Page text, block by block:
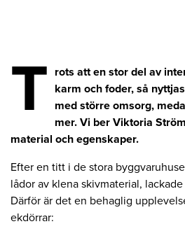
T rots att en stor del av
karm och foder, så
med större omsorg,
mer. Vi ber Viktoria
material och egenskaper.
Efter en titt i de stora
lådor av klena skivmaterial,
Därför är det en behaglig
ekdörrar: